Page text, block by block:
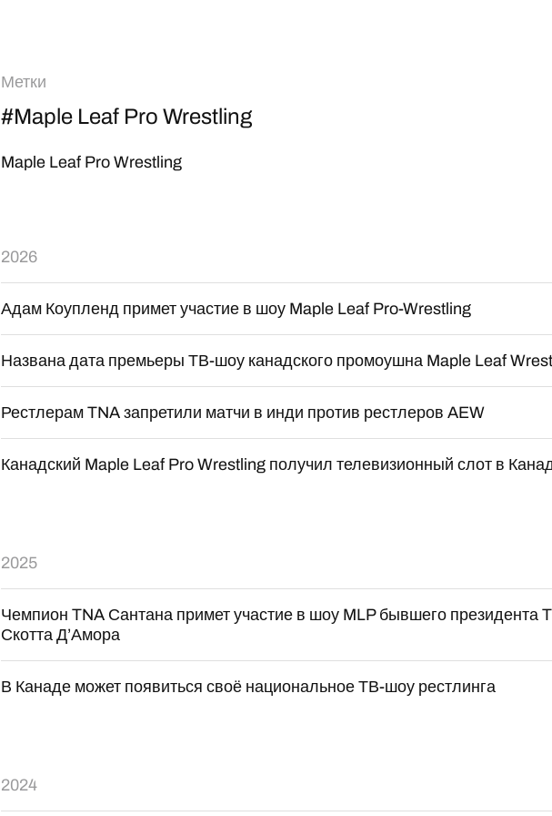
Метки
#Maple Leaf Pro Wrestling
Maple Leaf Pro Wrestling
2026
Адам Коупленд примет участие в шоу Maple Leaf Pro-Wrestling
Названа дата премьеры ТВ-шоу канадского промоушна Maple Leaf
Рестлерам TNA запретили матчи в инди против рестлеров AEW
Канадский Maple Leaf Pro Wrestling получил телевизионный слот в
2025
Чемпион TNA Сантана примет участие в шоу MLP бывшего президента
Скотта Д’Амора
В Канаде может появиться своё национальное ТВ-шоу рестлинга
2024